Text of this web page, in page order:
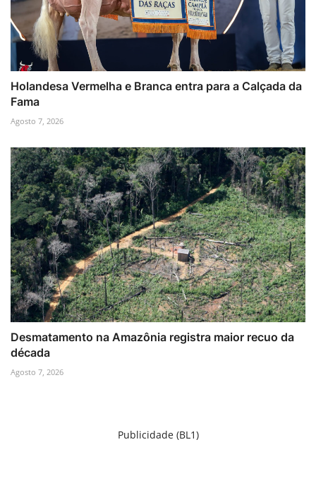
Holandesa Vermelha e Branca entra para a Calçada da
Fama
Agosto 7, 2026
Desmatamento na Amazônia registra maior recuo da
década
Agosto 7, 2026
Publicidade (BL1)